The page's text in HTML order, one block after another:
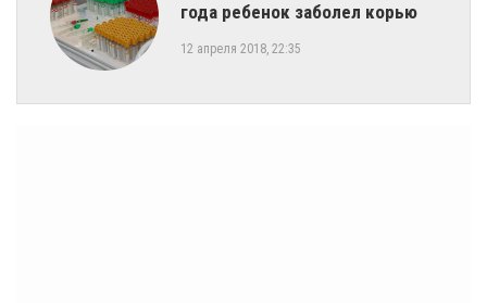
года ребенок заболел корью
12 апреля 2018, 22:35